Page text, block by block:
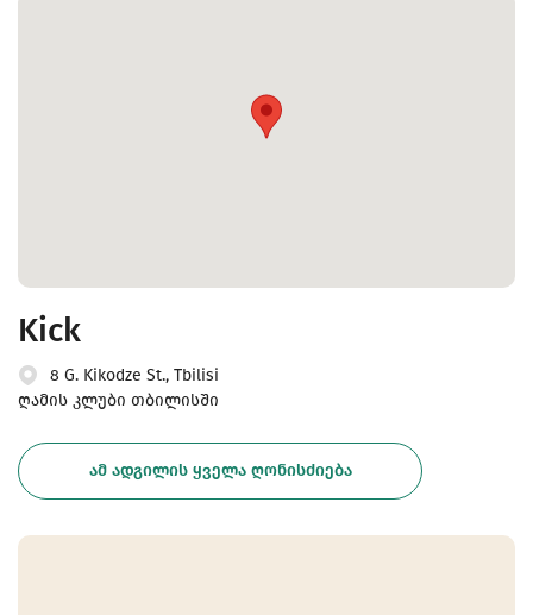
Kick
8 G. Kikodze St., Tbilisi
ღამის კლუბი თბილისში
ᲐᲛ ᲐᲓᲒᲘᲚᲘᲡ ᲧᲕᲔᲚᲐ ᲦᲝᲜᲘᲡᲫᲘᲔᲑᲐ